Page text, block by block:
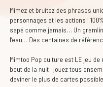
Mimez et bruitez des phrases
personnages et les actions !
sapé comme jamais… Un
l’eau… Des centaines de
Mimtoo Pop culture est LE jeu
bout de la nuit : jouez tous
deviner le plus de cartes